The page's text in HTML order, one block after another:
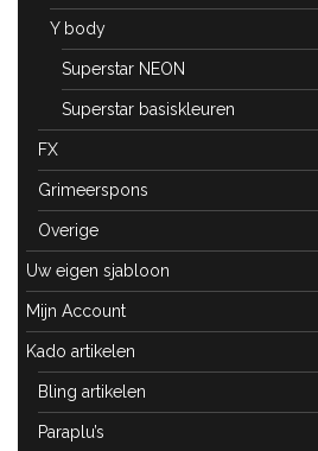
Y body
Superstar NEON
Superstar basiskleuren
FX
Grimeerspons
Overige
Uw eigen sjabloon
Mijn Account
Kado artikelen
Bling artikelen
Paraplu’s